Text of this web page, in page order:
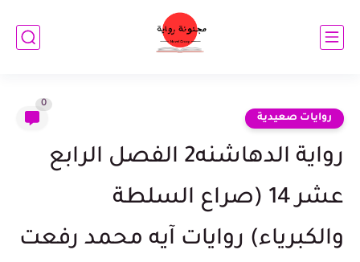
روايات صعيدية
0
رواية الدهاشنه2 الفصل الرابع
عشر 14 (صراع السلطة
والكبرياء) روايات آيه محمد رفعت